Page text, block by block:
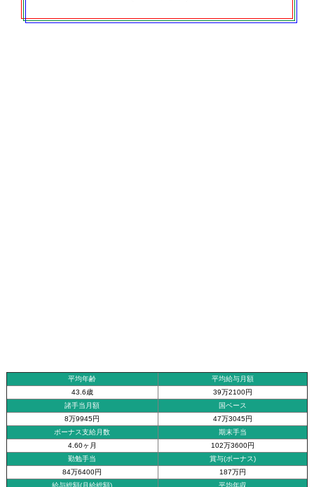
平均年齢
平均給与月額
43.6歳
39万2100円
諸手当月額
国ベース
8万9945円
47万3045円
ボーナス支給月数
期末手当
4.60ヶ月
102万3600円
勤勉手当
賞与(ボーナス)
84万6400円
187万円